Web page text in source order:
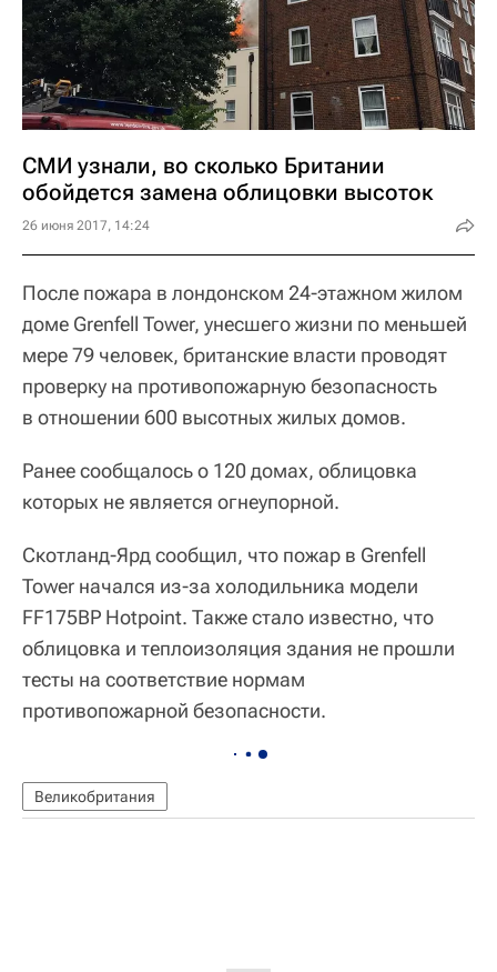
СМИ узнали, во сколько Британии
обойдется замена облицовки высоток
26 июня 2017, 14:24
После пожара в лондонском 24-этажном жилом
доме Grenfell Tower, унесшего жизни по меньшей
мере 79 человек, британские власти проводят
проверку на противопожарную безопасность
в отношении 600 высотных жилых домов.
Ранее сообщалось о 120 домах, облицовка
которых не является огнеупорной.
Скотланд-Ярд сообщил, что пожар в Grenfell
Tower начался из-за холодильника модели
FF175BP Hotpoint. Также стало известно, что
облицовка и теплоизоляция здания не прошли
тесты на соответствие нормам
противопожарной безопасности.
Великобритания